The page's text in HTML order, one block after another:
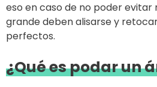
eso en caso de no poder evitar
grande deben alisarse y
perfectos.
¿Qué es podar un